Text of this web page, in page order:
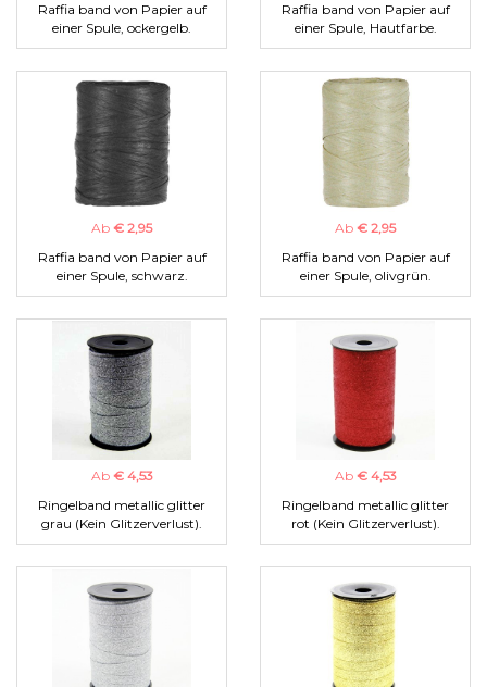
Raffia band von Papier auf
einer Spule, ockergelb.
Raffia band von Papier auf
einer Spule, Hautfarbe.
Ab € 2,95
Raffia band von Papier auf
einer Spule, schwarz.
Ab € 2,95
Raffia band von Papier auf
einer Spule, olivgrün.
Ab € 4,53
Ringelband metallic glitter
grau (Kein Glitzerverlust).
Ab € 4,53
Ringelband metallic glitter
rot (Kein Glitzerverlust).